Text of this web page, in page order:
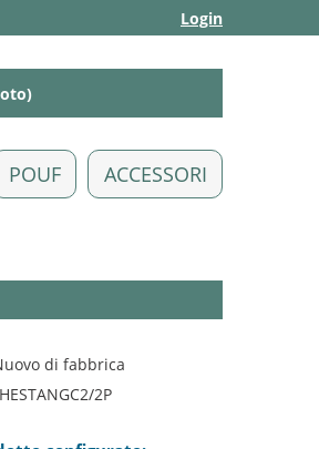
Login
POUF ACCESSORI
di fabbrica
2P